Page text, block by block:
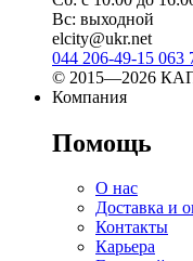
Вс: выходной
elcity@ukr.net
044 206-49-15 063
© 2015—2026
Компания
Помощь
О нас
Доставка и
Контакты
Карьера